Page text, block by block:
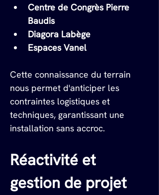
Centre de Congrès Pierre
Baudis
Diagora Labège
Espaces Vanel
Cette connaissance du terrain
nous permet d'anticiper les
contraintes logistiques et
techniques, garantissant une
installation sans accroc.
Réactivité et
gestion de projet